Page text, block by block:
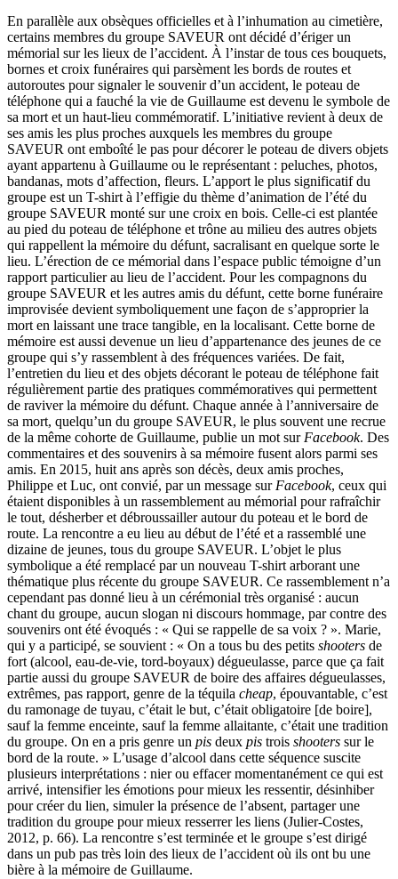
En parallèle aux obsèques officielles et à l’inhumation au cimetière,
certains membres du groupe SAVEUR ont décidé d’ériger un
mémorial sur les lieux de l’accident. À l’instar de tous ces bouquets,
bornes et croix funéraires qui parsèment les bords de routes et
autoroutes pour signaler le souvenir d’un accident, le poteau de
téléphone qui a fauché la vie de Guillaume est devenu le symbole de
sa mort et un haut-lieu commémoratif. L’initiative revient à deux de
ses amis les plus proches auxquels les membres du groupe
SAVEUR ont emboîté le pas pour décorer le poteau de divers objets
ayant appartenu à Guillaume ou le représentant : peluches, photos,
bandanas, mots d’affection, fleurs. L’apport le plus significatif du
groupe est un T-shirt à l’effigie du thème d’animation de l’été du
groupe SAVEUR monté sur une croix en bois. Celle-ci est plantée
au pied du poteau de téléphone et trône au milieu des autres objets
qui rappellent la mémoire du défunt, sacralisant en quelque sorte le
lieu. L’érection de ce mémorial dans l’espace public témoigne d’un
rapport particulier au lieu de l’accident. Pour les compagnons du
groupe SAVEUR et les autres amis du défunt, cette borne funéraire
improvisée devient symboliquement une façon de s’approprier la
mort en laissant une trace tangible, en la localisant. Cette borne de
mémoire est aussi devenue un lieu d’appartenance des jeunes de ce
groupe qui s’y rassemblent à des fréquences variées. De fait,
l’entretien du lieu et des objets décorant le poteau de téléphone fait
régulièrement partie des pratiques commémoratives qui permettent
de raviver la mémoire du défunt. Chaque année à l’anniversaire de
sa mort, quelqu’un du groupe SAVEUR, le plus souvent une recrue
de la même cohorte de Guillaume, publie un mot sur Facebook. Des
commentaires et des souvenirs à sa mémoire fusent alors parmi ses
amis. En 2015, huit ans après son décès, deux amis proches,
Philippe et Luc, ont convié, par un message sur Facebook, ceux qui
étaient disponibles à un rassemblement au mémorial pour rafraîchir
le tout, désherber et débroussailler autour du poteau et le bord de
route. La rencontre a eu lieu au début de l’été et a rassemblé une
dizaine de jeunes, tous du groupe SAVEUR. L’objet le plus
symbolique a été remplacé par un nouveau T-shirt arborant une
thématique plus récente du groupe SAVEUR. Ce rassemblement n’a
cependant pas donné lieu à un cérémonial très organisé : aucun
chant du groupe, aucun slogan ni discours hommage, par contre des
souvenirs ont été évoqués : « Qui se rappelle de sa voix ? ». Marie,
qui y a participé, se souvient : « On a tous bu des petits shooters de
fort (alcool, eau-de-vie, tord-boyaux) dégueulasse, parce que ça fait
partie aussi du groupe SAVEUR de boire des affaires dégueulasses,
extrêmes, pas rapport, genre de la téquila cheap, épouvantable, c’est
du ramonage de tuyau, c’était le but, c’était obligatoire [de boire],
sauf la femme enceinte, sauf la femme allaitante, c’était une tradition
du groupe. On en a pris genre un pis deux pis trois shooters sur le
bord de la route. » L’usage d’alcool dans cette séquence suscite
plusieurs interprétations : nier ou effacer momentanément ce qui est
arrivé, intensifier les émotions pour mieux les ressentir, désinhiber
pour créer du lien, simuler la présence de l’absent, partager une
tradition du groupe pour mieux resserrer les liens (Julier-Costes,
2012, p. 66). La rencontre s’est terminée et le groupe s’est dirigé
dans un pub pas très loin des lieux de l’accident où ils ont bu une
bière à la mémoire de Guillaume.